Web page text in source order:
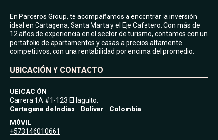
En Parceros Group, te acompañamos a encontrar la inversión
ideal en Cartagena, Santa Marta y el Eje Cafetero. Con más de
12 años de experiencia en el sector de turismo, contamos con un
portafolio de apartamentos y casas a precios altamente
competitivos, con una rentabilidad por encima del promedio.
UBICACIÓN Y CONTACTO
UBICACIÓN
Carrera 1A #1-123 El laguito.
Cartagena de Indias - Bolívar - Colombia
MÓVIL
+573146010661